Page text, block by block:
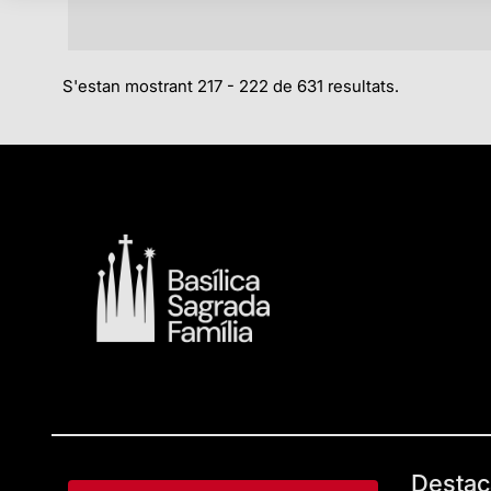
S'estan mostrant 217 - 222 de 631 resultats.